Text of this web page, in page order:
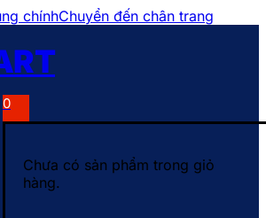
chínhChuyển đến chân trang
0
Chưa có sản phẩm trong giỏ
hàng.